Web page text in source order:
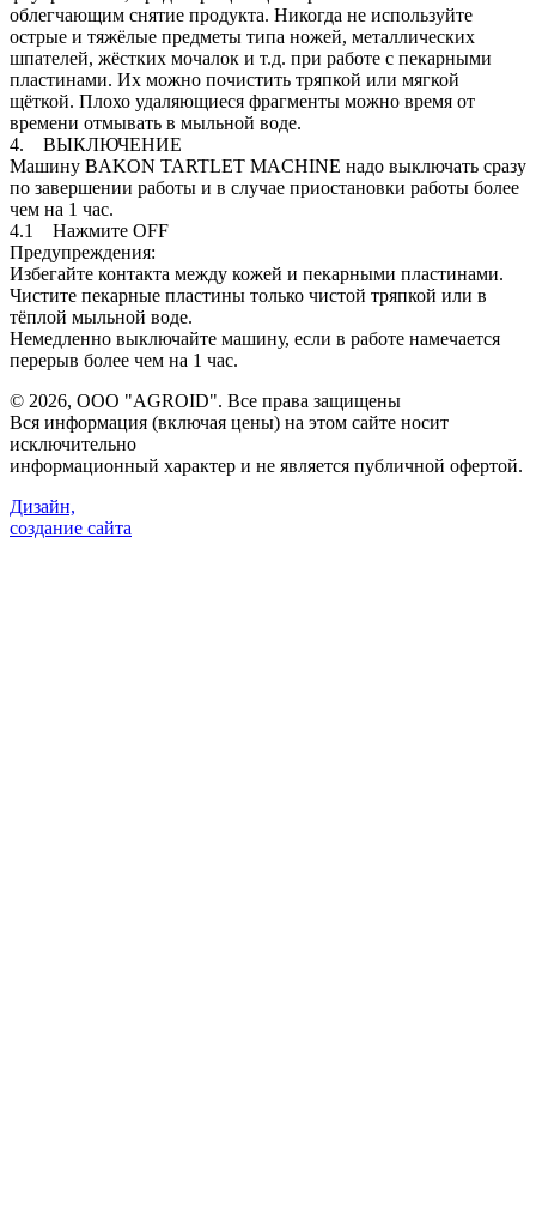
облегчающим снятие продукта. Никогда не используйте
острые и тяжёлые предметы типа ножей, металлических
шпателей, жёстких мочалок и т.д. при работе с пекарными
пластинами. Их можно почистить тряпкой или мягкой
щёткой. Плохо удаляющиеся фрагменты можно время от
времени отмывать в мыльной воде.
4. ВЫКЛЮЧЕНИЕ
Машину BAKON TARTLET MACHINE надо выключать сразу
по завершении работы и в случае приостановки работы более
чем на 1 час.
4.1 Нажмите OFF
Предупреждения:
Избегайте контакта между кожей и пекарными пластинами.
Чистите пекарные пластины только чистой тряпкой или в
тёплой мыльной воде.
Немедленно выключайте машину, если в работе намечается
перерыв более чем на 1 час.
© 2026, ООО "AGROID". Все права защищены
Вся информация (включая цены) на этом сайте носит
исключительно
информационный характер и не является публичной офертой.
Дизайн,
создание сайта